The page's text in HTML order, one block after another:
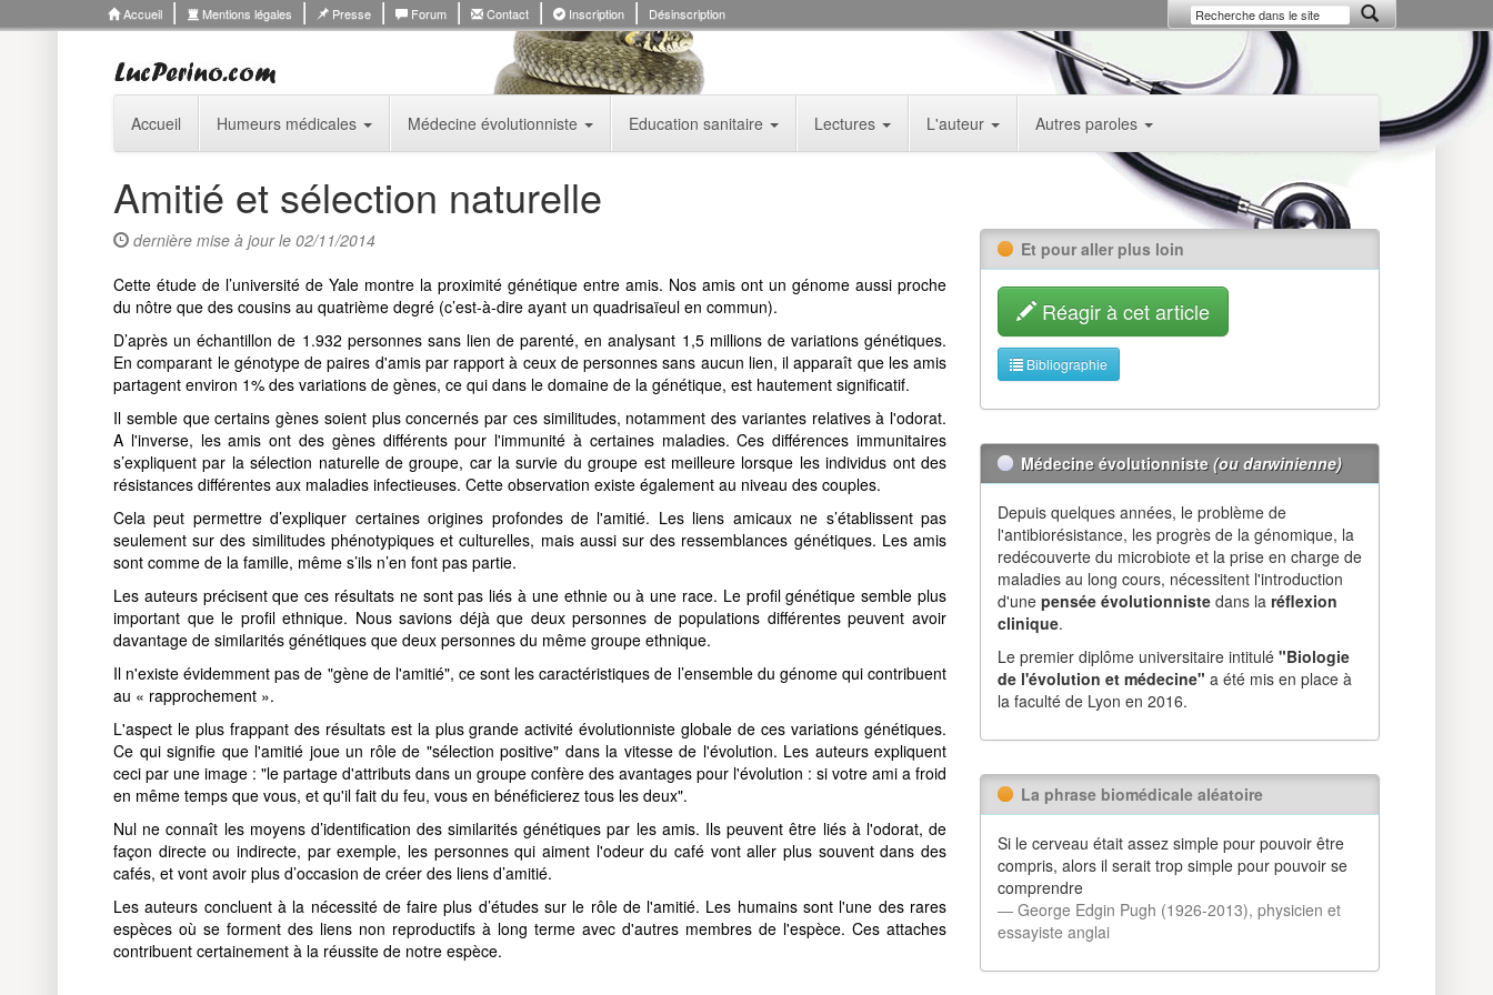
Accueil Mentions légales Presse Forum Contact Inscription Désinscription
Accueil Humeurs médicales Médecine évolutionniste Education sanitaire Lectures L'auteur Autres paroles
Amitié et sélection naturelle
dernière mise à jour le 02/11/2014
Cette étude de l’université de Yale montre la proximité génétique entre amis. Nos amis ont un génome aussi proche
du nôtre que des cousins au quatrième degré (c’est-à-dire ayant un quadrisaïeul en commun).
D’après un échantillon de 1.932 personnes sans lien de parenté, en analysant 1,5 millions de variations génétiques.
En comparant le génotype de paires d'amis par rapport à ceux de personnes sans aucun lien, il apparaît que les amis
partagent environ 1% des variations de gènes, ce qui dans le domaine de la génétique, est hautement significatif.
Il semble que certains gènes soient plus concernés par ces similitudes, notamment des variantes relatives à l'odorat.
A l'inverse, les amis ont des gènes différents pour l'immunité à certaines maladies. Ces différences immunitaires
s’expliquent par la sélection naturelle de groupe, car la survie du groupe est meilleure lorsque les individus ont des
résistances différentes aux maladies infectieuses. Cette observation existe également au niveau des couples.
Cela peut permettre d’expliquer certaines origines profondes de l'amitié. Les liens amicaux ne s’établissent pas
seulement sur des similitudes phénotypiques et culturelles, mais aussi sur des ressemblances génétiques. Les amis
sont comme de la famille, même s’ils n’en font pas partie.
Les auteurs précisent que ces résultats ne sont pas liés à une ethnie ou à une race. Le profil génétique semble plus
important que le profil ethnique. Nous savions déjà que deux personnes de populations différentes peuvent avoir
davantage de similarités génétiques que deux personnes du même groupe ethnique.
Il n'existe évidemment pas de "gène de l'amitié", ce sont les caractéristiques de l’ensemble du génome qui contribuent
au « rapprochement ».
L'aspect le plus frappant des résultats est la plus grande activité évolutionniste globale de ces variations génétiques.
Ce qui signifie que l'amitié joue un rôle de "sélection positive" dans la vitesse de l'évolution. Les auteurs expliquent
ceci par une image : "le partage d'attributs dans un groupe confère des avantages pour l'évolution : si votre ami a froid
en même temps que vous, et qu'il fait du feu, vous en bénéficierez tous les deux".
Nul ne connaît les moyens d’identification des similarités génétiques par les amis. Ils peuvent être liés à l'odorat, de
façon directe ou indirecte, par exemple, les personnes qui aiment l'odeur du café vont aller plus souvent dans des
cafés, et vont avoir plus d’occasion de créer des liens d’amitié.
Les auteurs concluent à la nécessité de faire plus d’études sur le rôle de l'amitié. Les humains sont l'une des rares
espèces où se forment des liens non reproductifs à long terme avec d'autres membres de l'espèce. Ces attaches
contribuent certainement à la réussite de notre espèce.
Et pour aller plus loin
Réagir à cet article
Bibliographie
Médecine évolutionniste (ou darwinienne)
Depuis quelques années, le problème de
l'antibiorésistance, les progrès de la génomique, la
redécouverte du microbiote et la prise en charge de
maladies au long cours, nécessitent l'introduction
d'une pensée évolutionniste dans la réflexion
clinique.
Le premier diplôme universitaire intitulé "Biologie
de l'évolution et médecine" a été mis en place à
la faculté de Lyon en 2016.
La phrase biomédicale aléatoire
Si le cerveau était assez simple pour pouvoir être
compris, alors il serait trop simple pour pouvoir se
comprendre
― George Edgin Pugh (1926-2013), physicien et
essayiste anglai